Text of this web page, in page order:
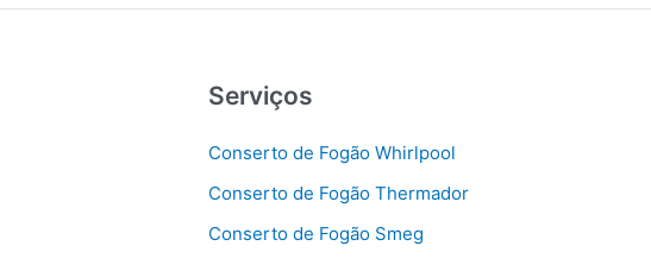
Serviços
Conserto de Fogão Whirlpool
Conserto de Fogão Thermador
Conserto de Fogão Smeg